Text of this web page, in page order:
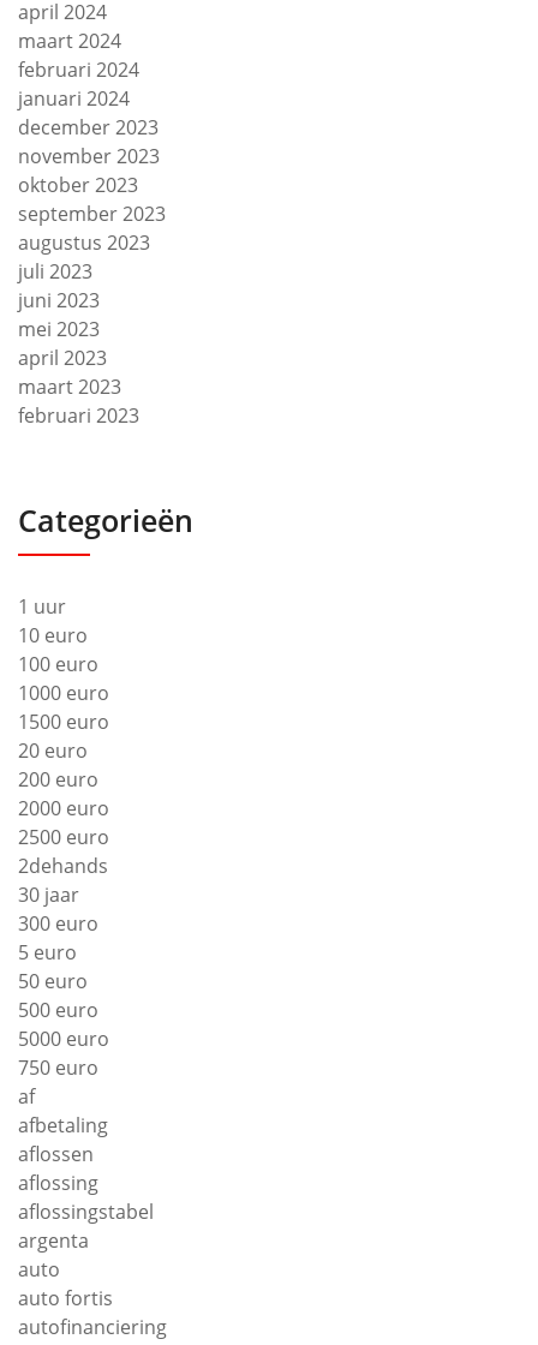
april 2024
maart 2024
februari 2024
januari 2024
december 2023
november 2023
oktober 2023
september 2023
augustus 2023
juli 2023
juni 2023
mei 2023
april 2023
maart 2023
februari 2023
Categorieën
1 uur
10 euro
100 euro
1000 euro
1500 euro
20 euro
200 euro
2000 euro
2500 euro
2dehands
30 jaar
300 euro
5 euro
50 euro
500 euro
5000 euro
750 euro
af
afbetaling
aflossen
aflossing
aflossingstabel
argenta
auto
auto fortis
autofinanciering